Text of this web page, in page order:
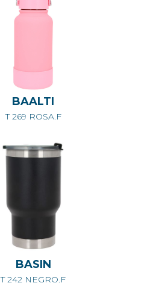
BAALTI
T 269 ROSA.F
BASIN
T 242 NEGRO.F